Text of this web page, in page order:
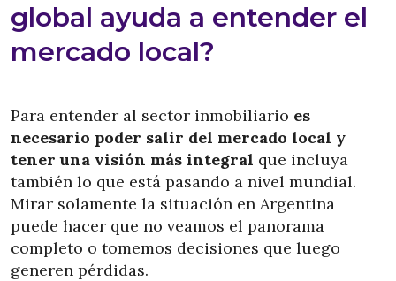
global ayuda a entender el
mercado local?
Para entender al sector inmobiliario es
necesario poder salir del mercado local y
tener una visión más integral que incluya
también lo que está pasando a nivel mundial.
Mirar solamente la situación en Argentina
puede hacer que no veamos el panorama
completo o tomemos decisiones que luego
generen pérdidas.